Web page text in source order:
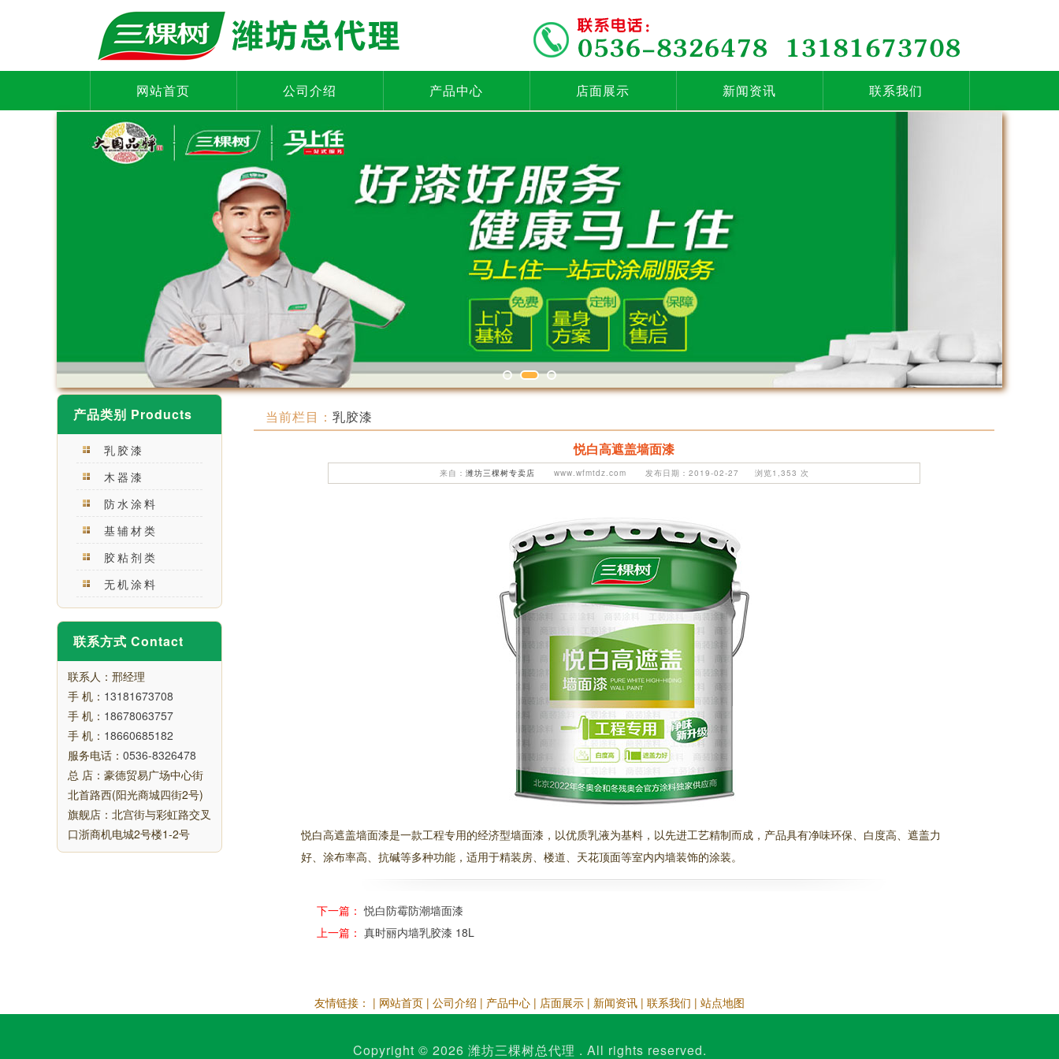
网站首页 公司介绍 产品中心 店面展示 新闻资讯 联系我们
2
产品类别 Products
乳胶漆
木器漆
防水涂料
基辅材类
胶粘剂类
无机涂料
联系方式 Contact
联系人：邢经理
手 机： 13181673708
手 机： 18678063757
手 机： 18660685182
服务电话： 0536-8326478
总 店：豪德贸易广场中心街
北首路西(阳光商城四街2号)
旗舰店：北宫街与彩虹路交叉
口浙商机电城2号楼1-2号
当前栏目： 乳胶漆
悦白高遮盖墙面漆
来自： 潍坊三棵树专卖店 www.wfmtdz.com 发布日期：2019-02-27 浏览1,353 次
悦白高遮盖墙面漆是一款工程专用的经济型墙面漆，以优质乳液为基料，以先进工艺精制而成，产品具有净味环保、白度高、遮盖力
好、涂布率高、抗碱等多种功能，适用于精装房、楼道、天花顶面等室内内墙装饰的涂装。
下一篇：悦白防霉防潮墙面漆
上一篇： 真时丽内墙乳胶漆 18L
友情链接： | 网站首页 | 公司介绍 | 产品中心 | 店面展示 | 新闻资讯 | 联系我们 | 站点地图
Copyright © 2026 潍坊三棵树总代理 . All rights reserved.